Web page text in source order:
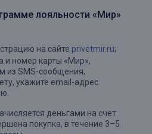
лояльности «Мир»
на сайте privetmir.ru;
и номер карты «Мир»,
из SMS-сообщения;
укажите email-адрес
деньгами на счет
покупка, в течение 3–5